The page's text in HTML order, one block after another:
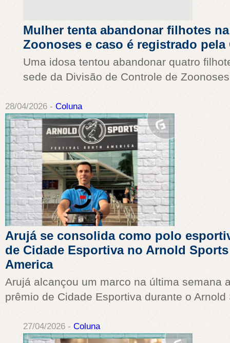
Mulher tenta abandonar filhotes
Zoonoses e caso é registrado pela
Uma idosa tentou abandonar quatro
sede da Divisão de Controle de
28/04/2026 - Coluna
Arujá se consolida como polo
de Cidade Esportiva no Arnold
America
Arujá alcançou um marco na última semana
prêmio de Cidade Esportiva durante o
27/04/2026 - Coluna